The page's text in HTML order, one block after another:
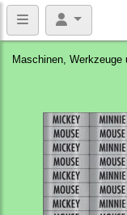
Maschinen, Werkzeuge